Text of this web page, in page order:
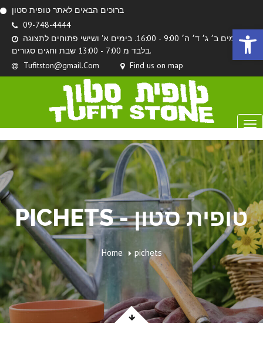
Ouvrir
ברוכים הבאים לאתר טופית סטון
09-748-4444
בימים ב׳ ג׳ ד׳ ה׳ 9:00 - 16:00. בימים א' ושישי פתוחים לתצוגה
בלבד מ 7:00 - 13:00 שבת וחגים סגורים.
Tufitston@gmail.Com
Find us on map
PICHETS - טופית סטון
Home pichets